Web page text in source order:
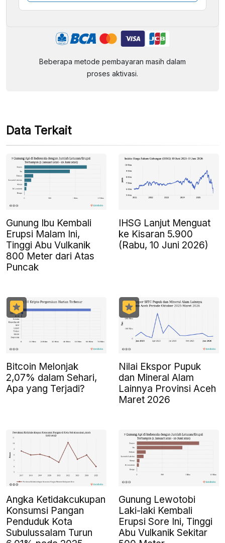
Beberapa metode pembayaran masih dalam
proses aktivasi.
Data Terkait
Gunung Ibu Kembali
Erupsi Malam Ini,
Tinggi Abu Vulkanik
800 Meter dari Atas
Puncak
IHSG Lanjut Menguat
ke Kisaran 5.900
(Rabu, 10 Juni 2026)
Bitcoin Melonjak
2,07% dalam Sehari,
Apa yang Terjadi?
Nilai Ekspor Pupuk
dan Mineral Alam
Lainnya Provinsi Aceh
Maret 2026
Angka Ketidakcukupan
Konsumsi Pangan
Penduduk Kota
Subulussalam Turun
Gunung Lewotobi
Laki-laki Kembali
Erupsi Sore Ini, Tinggi
Abu Vulkanik Sekitar